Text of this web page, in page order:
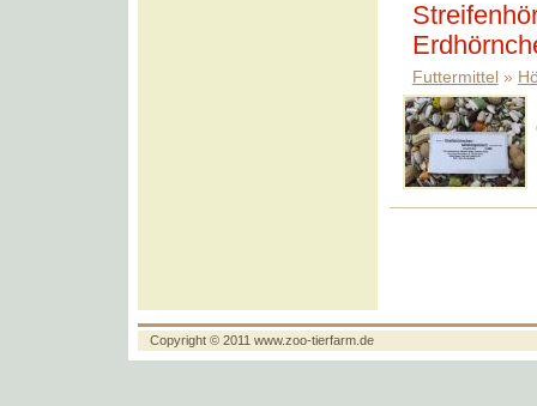
Futtermittel»
Copyright © 2011 www.zoo-tierfarm.de